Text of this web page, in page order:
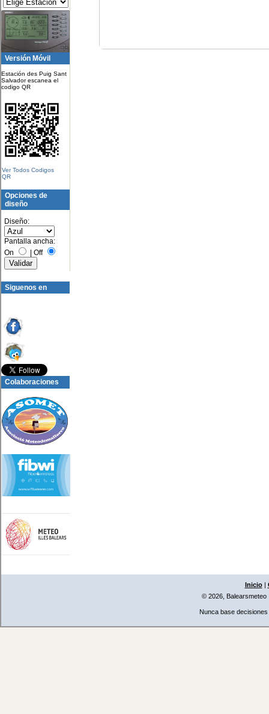
Versión Móvil
Estación des Puig Sant
Salvador escanea el
codigo QR
Ver Todos Codigos
QR
Opciones de
diseño
Diseño:
Pantalla ancha:
On
Off
Siguenos en
Colaboraciones
Inicio|
© 2026, Balearsmeteo
Nunca base